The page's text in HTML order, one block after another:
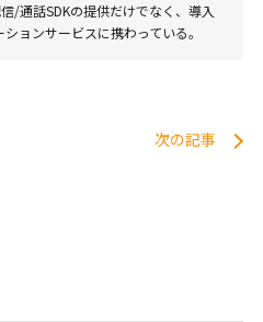
/通話SDKの提供だけでなく、導入
ョンサービスに携わっている。
次の記事